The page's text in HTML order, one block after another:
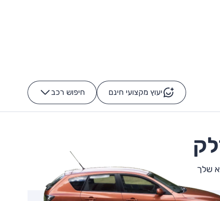
יעוץ מקצועי חינם חיפוש רכב -